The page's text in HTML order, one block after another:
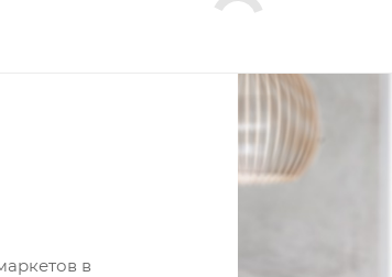
в